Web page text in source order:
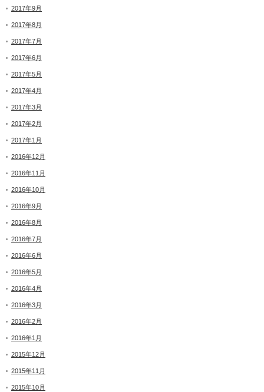
2017年9月
2017年8月
2017年7月
2017年6月
2017年5月
2017年4月
2017年3月
2017年2月
2017年1月
2016年12月
2016年11月
2016年10月
2016年9月
2016年8月
2016年7月
2016年6月
2016年5月
2016年4月
2016年3月
2016年2月
2016年1月
2015年12月
2015年11月
2015年10月